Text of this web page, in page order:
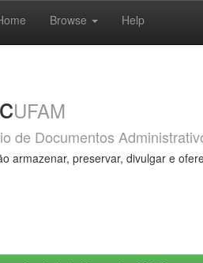
Browse Help
UFAM
de Documentos
armazenar, preservar, divulgar e